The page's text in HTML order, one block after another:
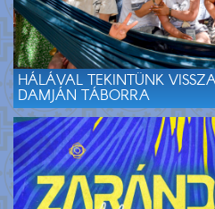
HÁLÁVAL TEKINTÜNK
DAMJÁN TÁBORRA